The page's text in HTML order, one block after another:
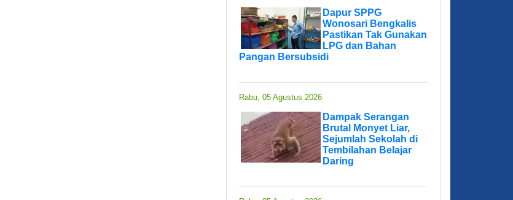
Dapur SPPG
Wonosari Bengkalis
Pastikan Tak Gunakan
LPG dan Bahan
Pangan Bersubsidi
Rabu, 05 Agustus 2026
Dampak Serangan
Brutal Monyet Liar,
Sejumlah Sekolah di
Tembilahan Belajar
Daring